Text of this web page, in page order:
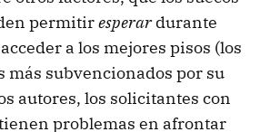
permitiresperardurante
a los mejores pisos (los
más subvencionados por su
autores, los solicitantes con
problemas en afrontar